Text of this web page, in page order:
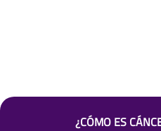
¿CÓMO ES